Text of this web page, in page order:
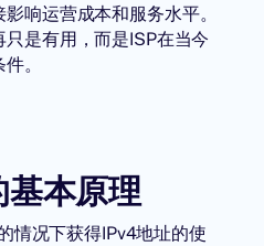
响运营成本和服务水平。
是有用，而是ISP在当今
。
本原理
情况下获得IPv4地址的使